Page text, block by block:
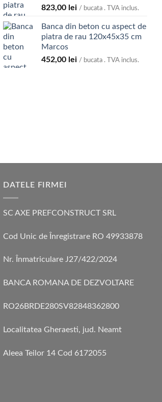
823,00 lei / bucata . TVA inclus.
Banca din beton cu aspect de
piatra de rau 120x45x35 cm
Marcos
452,00 lei / bucata . TVA inclus.
DATELE FIRMEI
SC AXE PREFCONSTRUCT SRL
Cod Unic de Înregistrare RO 49933878
Nr. Înmatriculare J27/422/2024
BANCA ROMANA DE DEZVOLTARE
RO26BRDE280SV82848362800
Localitatea Gheraesti, jud. Neamt
Aleea Teilor 14 Cod 6172055